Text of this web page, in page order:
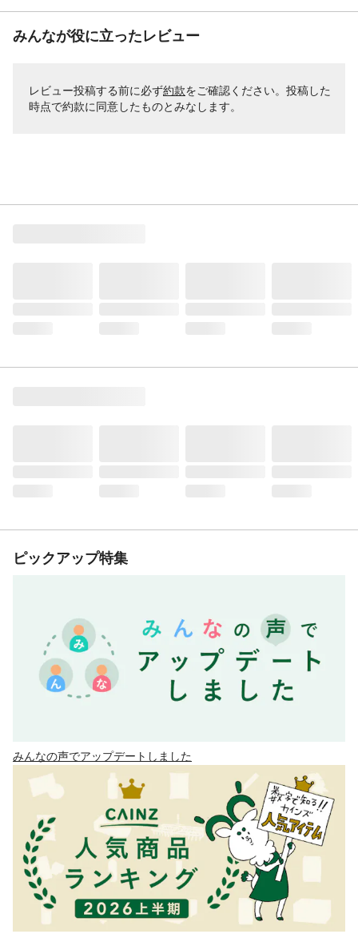
みんなが役に立ったレビュー
レビュー投稿する前に必ず約款をご確認ください。投稿した
時点で約款に同意したものとみなします。
ピックアップ特集
みんなの声でアップデートしました